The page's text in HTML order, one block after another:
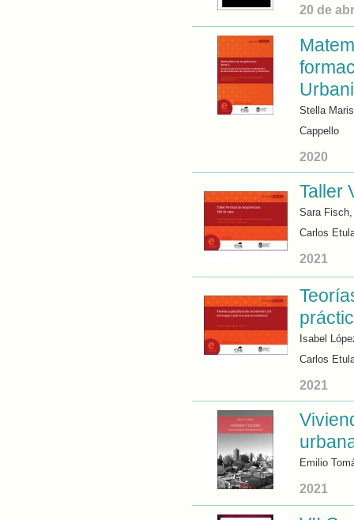
20 de
Stella
Cappello
2020
Taller
Sara
Carlos
2021
Isabel
Carlos
2021
Emilio
2021